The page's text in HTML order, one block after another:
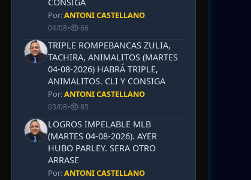
Por:ANTONI CASTELLANO
04/08• 66
TRIPLE ROMPEBANCAS ZULIA,
TACHIRA, ANIMALITOS (MARTES
04-08-2026) HABRÁ TRIPLE,
ANIMALITOS. CLI Y CONSIGA
Por:ANTONI CASTELLANO
03/08• 85
LOGROS IMPELABLE MLB
(MARTES 04-08-2026). AYER
HUBO PARLEY. SERA OTRO
ARRASE
Por:ANTONI CASTELLANO